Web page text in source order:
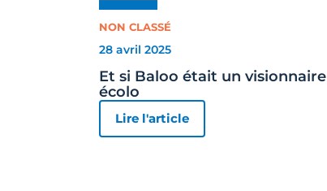
NON CLASSÉ
28 avril 2025
Et si Baloo était un visionnaire
écolo
Lire l'article